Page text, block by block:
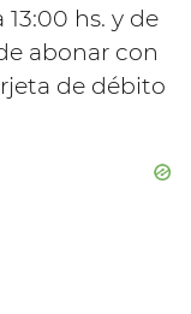
13:00 hs. y de
abonar con
de débito